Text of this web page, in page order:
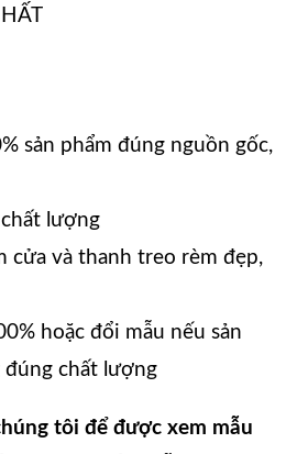
sản phẩm đúng nguồn gốc,
lượng
cửa và thanh treo rèm đẹp,
hoặc đổi mẫu nếu sản
đúng chất lượng
tôi để được xem mẫu